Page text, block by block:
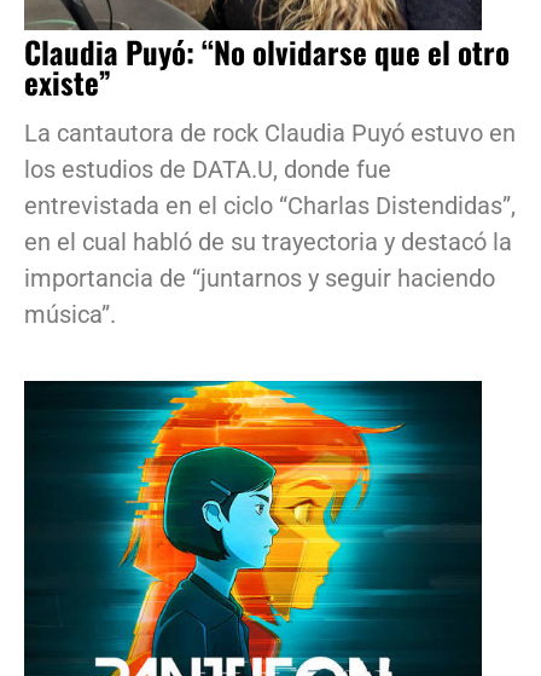
Claudia Puyó: “No olvidarse que el otro
existe”
La cantautora de rock Claudia Puyó estuvo en
los estudios de DATA.U, donde fue
entrevistada en el ciclo “Charlas Distendidas”,
en el cual habló de su trayectoria y destacó la
importancia de “juntarnos y seguir haciendo
música”.